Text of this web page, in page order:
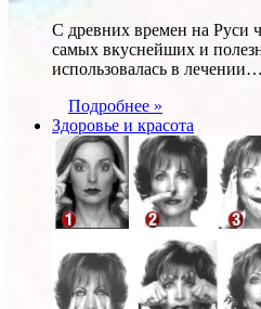
С древних времен на Руси
самых вкуснейших и
использовалась в лечении…
Подробнее »
Здоровье и красота